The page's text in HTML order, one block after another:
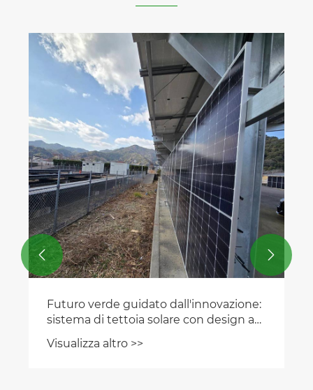
Futuro verde guidato dall'innovazione:
sistema di tettoia solare con design a
pannelli verticali ufficialmente
completato
Visualizza altro >>
 